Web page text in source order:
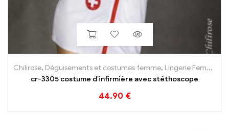
Chilirose, Déguisements et costumes femme, Lingerie Femme
cr-3305 costume d’infirmière avec stéthoscope
44.90 €